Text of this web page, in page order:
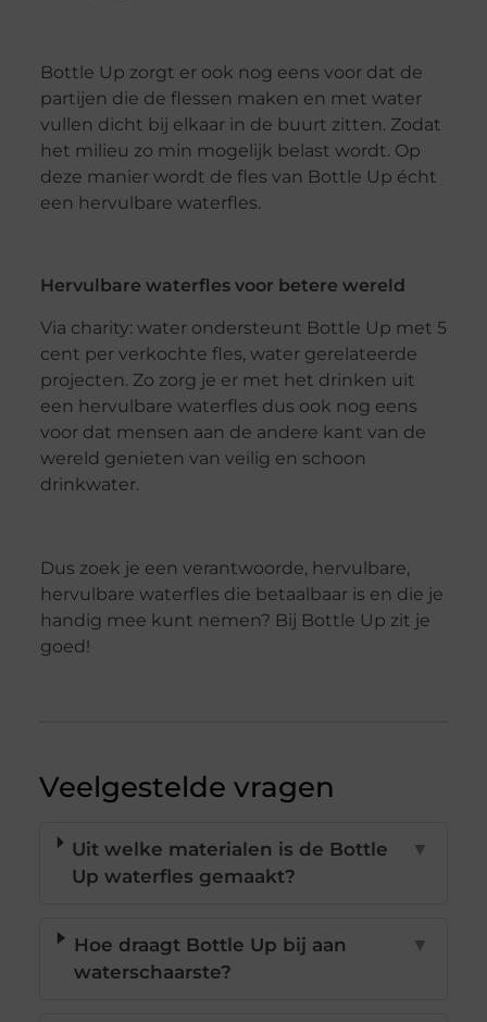
Bottle Up zorgt er ook nog eens voor dat de
partijen die de flessen maken en met water
vullen dicht bij elkaar in de buurt zitten. Zodat
het milieu zo min mogelijk belast wordt. Op
deze manier wordt de fles van Bottle Up écht
een hervulbare waterfles.
Hervulbare waterfles voor betere wereld
Via charity: water ondersteunt Bottle Up met 5
cent per verkochte fles, water gerelateerde
projecten. Zo zorg je er met het drinken uit
een hervulbare waterfles dus ook nog eens
voor dat mensen aan de andere kant van de
wereld genieten van veilig en schoon
drinkwater.
Dus zoek je een verantwoorde, hervulbare,
hervulbare waterfles die betaalbaar is en die je
handig mee kunt nemen? Bij Bottle Up zit je
goed!
Veelgestelde vragen
Uit welke materialen is de Bottle
Up waterfles gemaakt?
▼
Hoe draagt Bottle Up bij aan
waterschaarste?
▼